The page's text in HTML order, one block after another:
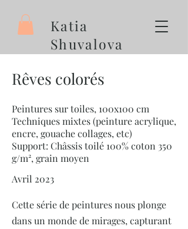
Katia
Shuvalova
Rêves colorés
Peintures sur toiles, 100x100 cm
Techniques mixtes (peinture acrylique,
encre, gouache collages, etc)
Support: Châssis toilé 100% coton 350
g/m², grain moyen
Avril 2023
Cette série de peintures nous plonge
dans un monde de mirages, capturant